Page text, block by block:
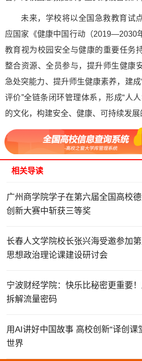
未来，学校将以全国急救教育试
应国家《健康中国行动（2019—2030
教育视为校园安全与健康的重要任务
整合资源、全员参与，提升师生健康
急处突能力、提升师生健康素养，建
评价”全链条闭环管理体系，形成“人
的文化，构建安全、健康、可持续发展
相关导读
广州商学院学子在第六届全国高校
创新大赛中斩获三等奖
长春人文学院校长张兴海受邀参加
思想政治理论课建设研讨会
宁波财经学院：快乐比秘密更重要
拆解流量密码
用AI讲好中国故事 高校创新“译创课堂”让中国文化走向
世界